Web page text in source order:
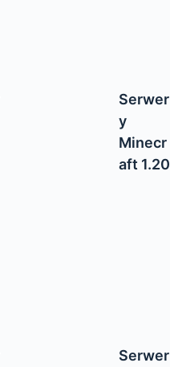
Serwer
y
Minecr
aft 1.20
Serwer